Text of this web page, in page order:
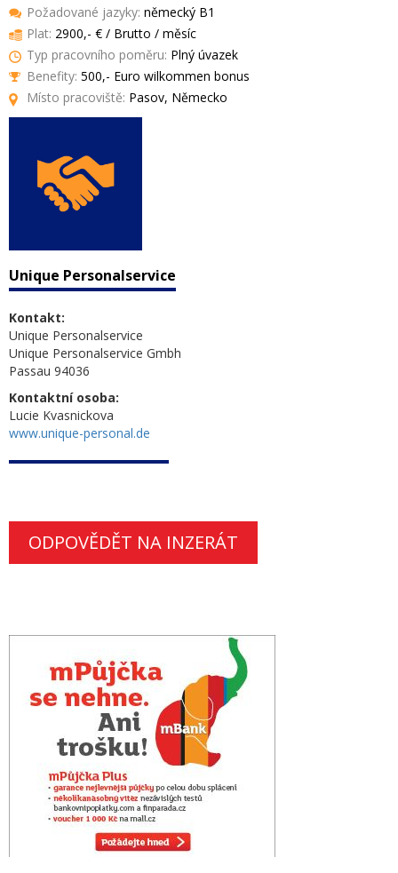
Požadované jazyky: německý B1
Plat: 2900,- € / Brutto / měsíc
Typ pracovního poměru: Plný úvazek
Benefity: 500,- Euro wilkommen bonus
Místo pracoviště: Pasov, Německo
Unique Personalservice
Kontakt:
Unique Personalservice
Unique Personalservice Gmbh
Passau 94036
Kontaktní osoba:
Lucie Kvasnickova
www.unique-personal.de
ODPOVĚDĚT NA INZERÁT